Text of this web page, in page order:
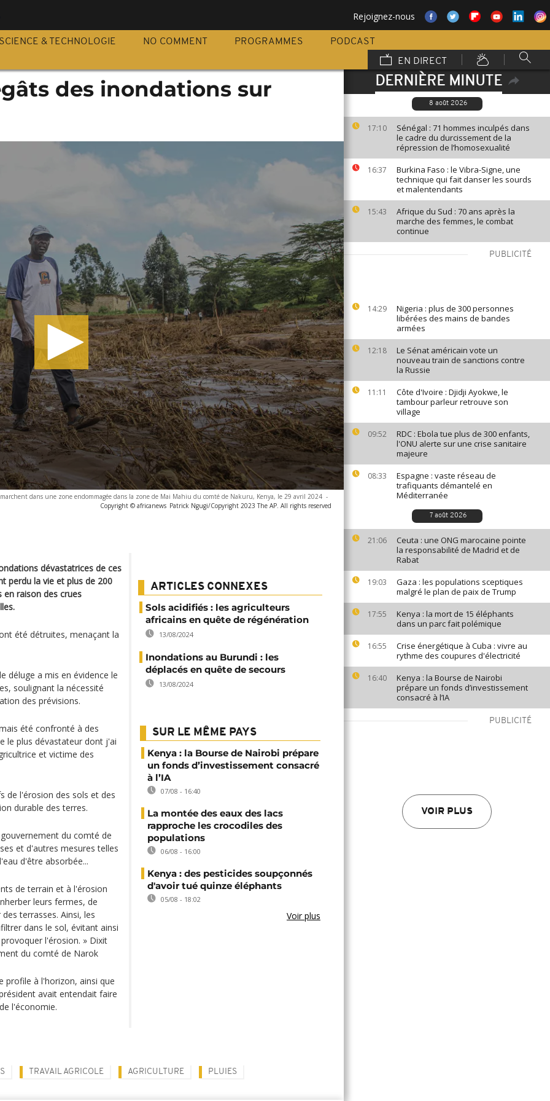
Rejoignez-nous
SCIENCE & TECHNOLOGIE NO COMMENT PROGRAMMES
PODCAST
EN DIRECT
DERNIÈRE MINUTE
8 août 2026
17:10
Sénégal : 71 hommes inculpés dans
le cadre du durcissement de la
répression de l’homosexualité
16:37
Burkina Faso : le Vibra-Signe, une
technique qui fait danser les sourds
et malentendants
15:43
Afrique du Sud : 70 ans après la
marche des femmes, le combat
continue
PUBLICITÉ
14:29
Nigeria : plus de 300 personnes
libérées des mains de bandes
armées
12:18
Le Sénat américain vote un
nouveau train de sanctions contre
la Russie
11:11
Côte d'Ivoire : Djidji Ayokwe, le
tambour parleur retrouve son
village
09:52
RDC : Ebola tue plus de 300 enfants,
l'ONU alerte sur une crise sanitaire
majeure
08:33
Espagne : vaste réseau de
trafiquants démantelé en
Méditerranée
7 août 2026
21:06
Ceuta : une ONG marocaine pointe
la responsabilité de Madrid et de
Rabat
19:03
Gaza : les populations sceptiques
malgré le plan de paix de Trump
17:55
Kenya : la mort de 15 éléphants
dans un parc fait polémique
16:55
Crise énergétique à Cuba : vivre au
rythme des coupures d'électricité
16:40
Kenya : la Bourse de Nairobi
prépare un fonds d’investissement
consacré à l’IA
PUBLICITÉ
VOIR PLUS
des inondations sur
marchent dans une zone endommagée dans la zone de Mai Mahiu du comté de Nakuru, Kenya, le 29 avril 2024 -
Copyright © africanews Patrick Ngugi/Copyright 2023 The AP. All rights reserved
dévastatrices de ces
perdu la vie et plus de 200
en raison des crues
été détruites, menaçant la
déluge a mis en évidence le
soulignant la nécessité
des prévisions.
été confronté à des
le plus dévastateur dont j'ai
et victime des
de l'érosion des sols et des
durable des terres.
du comté de
et d'autres mesures telles
d'être absorbée...
de terrain et à l'érosion
leurs fermes, de
terrasses. Ainsi, les
dans le sol, évitant ainsi
l'érosion. » Dixit
du comté de Narok
profile à l'horizon, ainsi que
avait entendait faire
l'économie.
ARTICLES CONNEXES
Sols acidifiés : les agriculteurs
africains en quête de régénération
13/08/2024
Inondations au Burundi : les
déplacés en quête de secours
13/08/2024
SUR LE MÊME PAYS
Kenya : la Bourse de Nairobi prépare
un fonds d’investissement consacré
à l’IA
07/08 - 16:40
La montée des eaux des lacs
rapproche les crocodiles des
populations
06/08 - 16:00
Kenya : des pesticides soupçonnés
d'avoir tué quinze éléphants
05/08 - 18:02
Voir plus
TRAVAIL AGRICOLE AGRICULTURE PLUIES